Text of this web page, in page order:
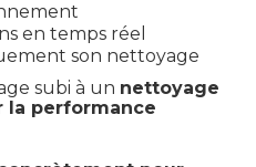
en temps réel
son nettoyage
subi à un nettoyage
performance